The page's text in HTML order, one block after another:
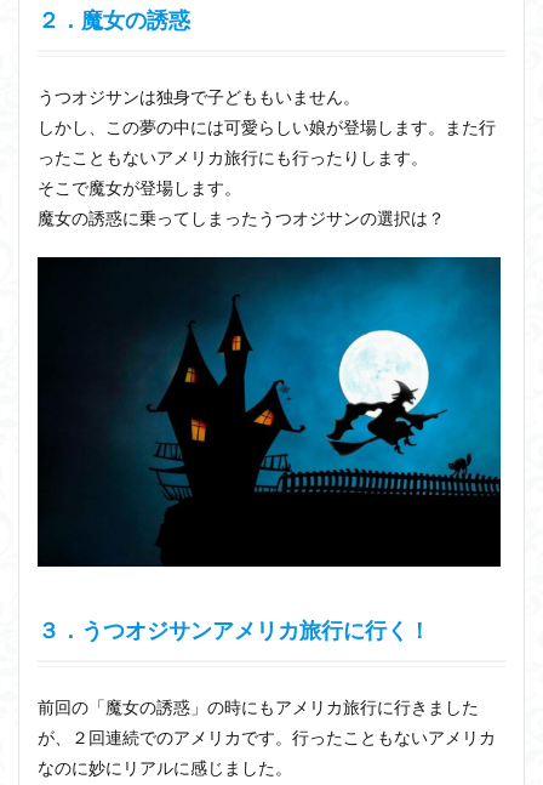
２．魔女の誘惑
うつオジサンは独身で子どももいません。
しかし、この夢の中には可愛らしい娘が登場します。また行
ったこともないアメリカ旅行にも行ったりします。
そこで魔女が登場します。
魔女の誘惑に乗ってしまったうつオジサンの選択は？
３．うつオジサンアメリカ旅行に行く！
前回の「魔女の誘惑」の時にもアメリカ旅行に行きました
が、２回連続でのアメリカです。行ったこともないアメリカ
なのに妙にリアルに感じました。